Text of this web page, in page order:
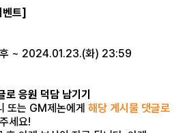
벤트]
~ 2024.01.23.(화) 23:59
응원 덕담 남기기
또는 GM제논에게 해당 게시물 댓글로
세요!